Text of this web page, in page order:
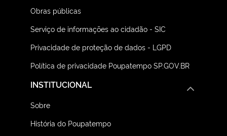
Obras públicas
Serviço de informações ao cidadão - SIC
Privacidade de proteção de dados - LGPD
Política de privacidade Poupatempo SP.GOV.BR
INSTITUCIONAL
Sobre
História do Poupatempo